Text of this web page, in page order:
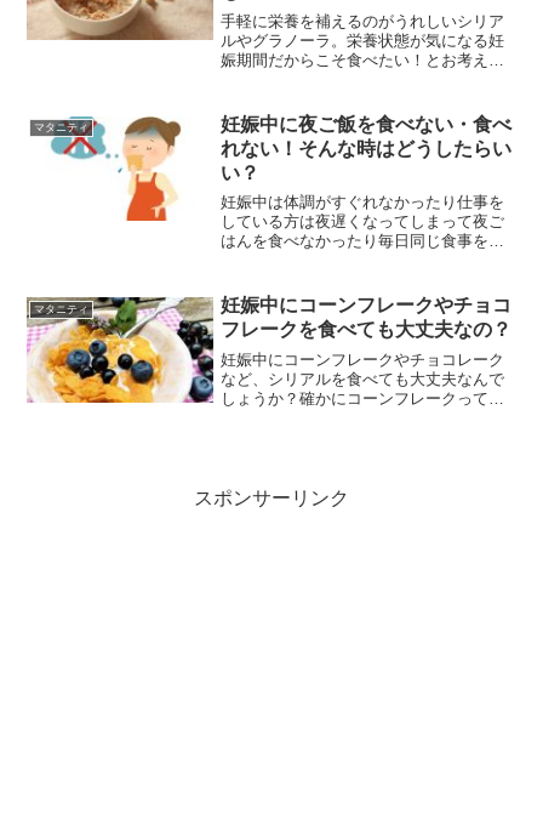
手軽に栄養を補えるのがうれしいシリア
ルやグラノーラ。栄養状態が気になる妊
娠期間だからこそ食べたい！とお考えの
ラノーラ商品についてご紹介します。商
品選びのポイントやどんな素材のものを
摂ればよいのかが気になる、という方は
ぜひ読んでみてください。
マタニティ
妊娠中に夜ご飯を食べない・食べ
れない！そんな時はどうしたらい
い？
妊娠中は体調がすぐれなかったり仕事を
している方は夜遅くなってしまって夜ご
はんを食べなかったり毎日同じ食事を摂
しょうか？また、夜ごはんを食べられな
いという妊婦さんもいるかと思いますが
夜ごはんを食べられない場合はどうした
らよいのかをみていきたいと思います。
マタニティ
妊娠中にコーンフレークやチョコ
フレークを食べても大丈夫なの？
妊娠中にコーンフレークやチョコレーク
など、シリアルを食べても大丈夫なんで
しょうか？確かにコーンフレークって、
やチョコフレークなどは食べてもいいの
スポンサーリンク